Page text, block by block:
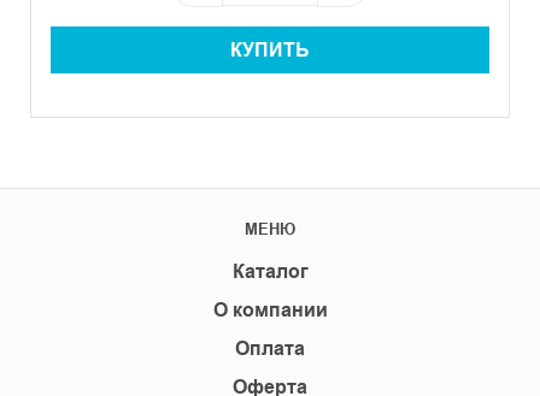
КУПИТЬ
МЕНЮ
Каталог
О компании
Оплата
Оферта